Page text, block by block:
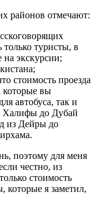
районов отмечают:
только туристы, в
экскурсии;
стоимость проезда
которые вы
автобуса, так и
Халифы до Дубай
из Дейры до
поэтому для меня
честно, из
стоимость
которые я заметил,